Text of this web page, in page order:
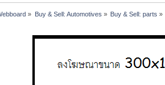
» Buy & Sell: Automotives » Buy & Sell: parts »